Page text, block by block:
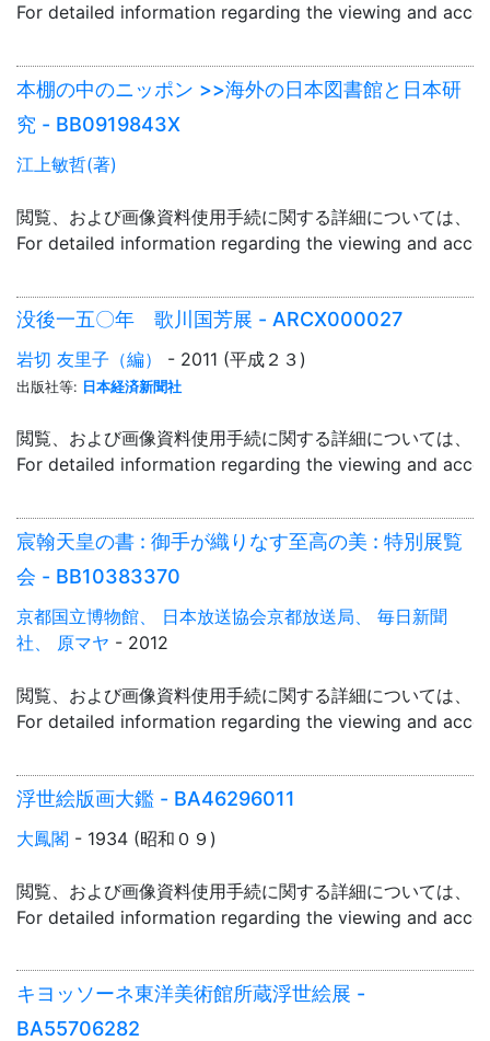
For detailed information regarding the viewing and
本棚の中のニッポン >>海外の日本図書館と日本研
究 - BB0919843X
江上敏哲(著)
閲覧、および画像資料使用手続に関する詳細については、「
For detailed information regarding the viewing and
没後一五〇年 歌川国芳展 - ARCX000027
岩切 友里子（編） - 2011 (平成２３)
出版社等: 日本経済新聞社
閲覧、および画像資料使用手続に関する詳細については、「
For detailed information regarding the viewing and
宸翰天皇の書 : 御手が織りなす至高の美 : 特別展覧
会 - BB10383370
京都国立博物館、 日本放送協会京都放送局、 毎日新聞
社、 原マヤ - 2012
閲覧、および画像資料使用手続に関する詳細については、「
For detailed information regarding the viewing and
浮世絵版画大鑑 - BA46296011
大鳳閣 - 1934 (昭和０９)
閲覧、および画像資料使用手続に関する詳細については、「
For detailed information regarding the viewing and
キヨッソーネ東洋美術館所蔵浮世絵展 -
BA55706282